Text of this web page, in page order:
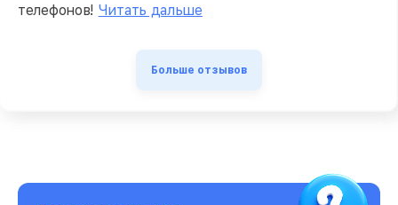
телефонов! Читать дальше
Больше отзывов